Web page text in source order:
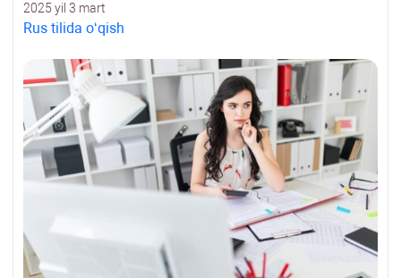
2025 yil 3 mart
Rus tilida oʻqish